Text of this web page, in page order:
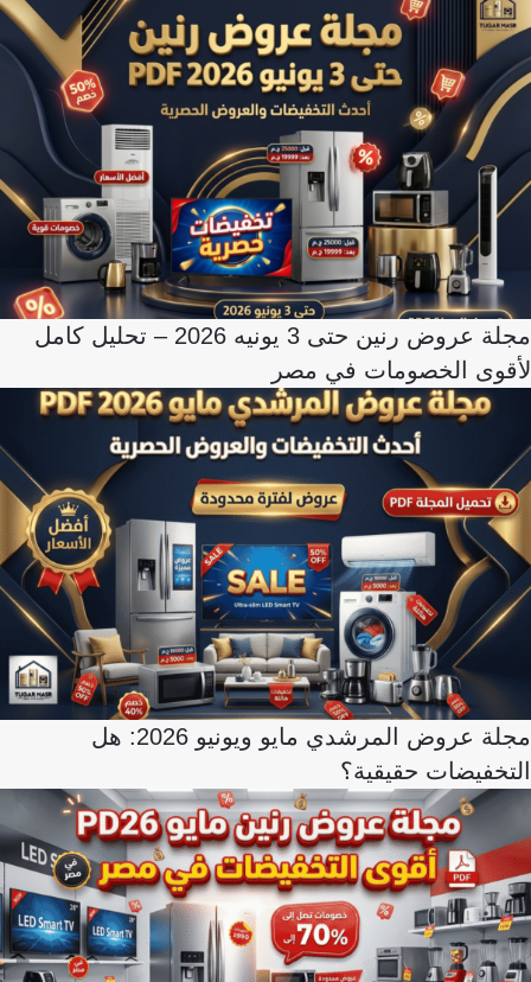
مجلة عروض رنين حتى 3 يونيه 2026 – تحليل كامل
لأقوى الخصومات في مصر
مجلة عروض المرشدي مايو ويونيو 2026: هل
التخفيضات حقيقية؟